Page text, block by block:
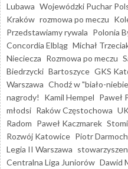
Lubawa Wojewódzki Puchar
Kraków rozmowa po meczu
Przedstawiamy rywala Polonia
Concordia Elbląg Michał
Nieciecza Rozmowa po meczu
Biedrzycki Bartoszyce GKS
Warszawa Chodź w "biało-
nagrody!
Kamil Hempel Paweł
młodsi Raków Częstochowa
Radom Paweł Kaczmarek
Rozwój Katowice Piotr
Legia II Warszawa
Centralna Liga Juniorów Dawid